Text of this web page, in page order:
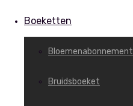
Boeketten
Bloemenabonnement
Bruidsboeket